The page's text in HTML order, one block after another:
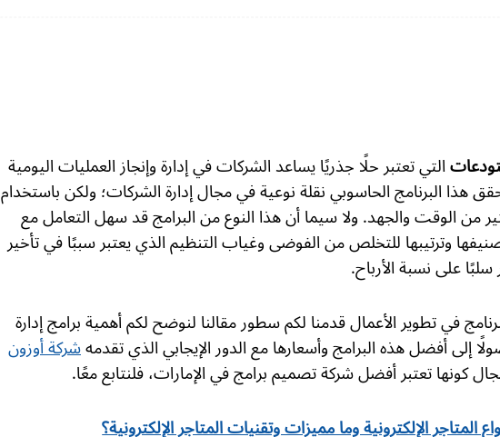
التي تعتبر حلًا جذريًا يساعد الشركات في إدارة وإنجاز العمليات اليومية
البرنامج الحاسوبي نقلة نوعية في مجال إدارة الشركات؛ ولكن باستخدام
من الوقت والجهد. ولا سيما أن هذا النوع من البرامج قد سهل التعامل مع
وترتيبها للتخلص من الفوضى وغياب التنظيم الذي يعتبر سببًا في تأخير
على نسبة الأرباح.
في تطوير الأعمال قدمنا لكم سطور مقالنا لنوضح لكم أهمية برامج إدارة
إلى أفضل هذه البرامج وأسعارها مع الدور الإيجابي الذي تقدمهشركة أوزون
كونها تعتبر أفضل شركة تصميم برامج في الإمارات، فلنتابع معًا.
المتاجر الإلكترونية وما مميزات وتقنيات المتاجر الإلكترونية؟